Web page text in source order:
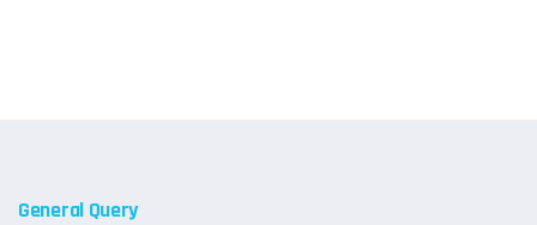
General Query